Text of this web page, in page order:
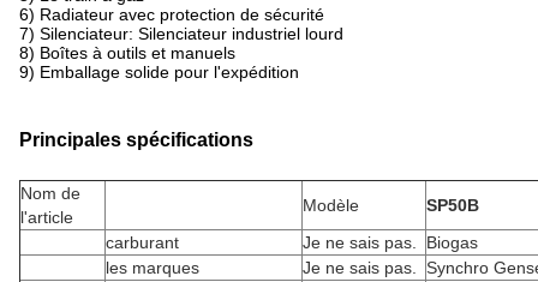
6) Radiateur avec protection de sécurité
7) Silenciateur: Silenciateur industriel lourd
8) Boîtes à outils et manuels
9) Emballage solide pour l'expédition
Principales spécifications
Nom de
l'article
Modèle
SP50B
carburant
Je ne sais pas.
Biogas
les marques
Je ne sais pas. Synchro